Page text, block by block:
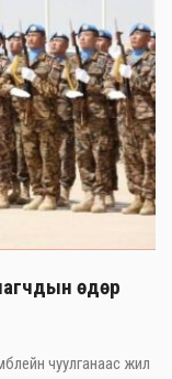
өдөр
чуулганаас жил